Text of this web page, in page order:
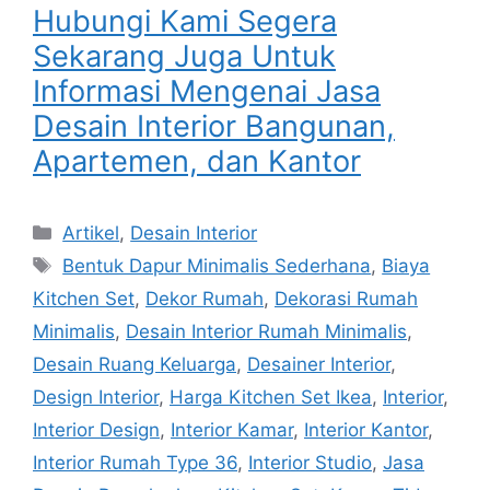
Hubungi Kami Segera
Sekarang Juga Untuk
Informasi Mengenai Jasa
Desain Interior Bangunan,
Apartemen, dan Kantor
Artikel, Desain Interior
Bentuk Dapur Minimalis Sederhana, Biaya
Kitchen Set, Dekor Rumah, Dekorasi Rumah
Minimalis, Desain Interior Rumah Minimalis,
Desain Ruang Keluarga, Desainer Interior,
Design Interior, Harga Kitchen Set Ikea, Interior,
Interior Design, Interior Kamar, Interior Kantor,
Interior Rumah Type 36, Interior Studio, Jasa